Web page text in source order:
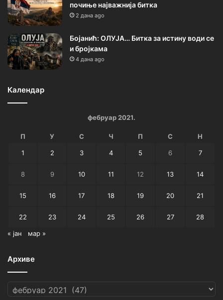
почиње најважнија битка
2 дана ago
Бојанић: ОЛУЈА… Битка за истину води се
и бројкама
4 дана ago
Календар
фебруар 2021.
П У С Ч П С Н
1 2 3 4 5 6 7
8 9 10 11 12 13 14
15 16 17 18 19 20 21
22 23 24 25 26 27 28
« јан мар »
Архиве
Архиве